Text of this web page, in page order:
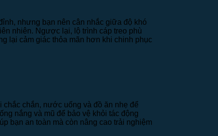
nhưng bạn nên cân nhắc giữa độ khó
nhiên. Ngược lại, lộ trình cáp treo phù
lại cảm giác thỏa mãn hơn khi chinh phục
chắc chắn, nước uống và đồ ăn nhẹ để
nắng và mũ để bảo vệ khỏi tác động
bạn an toàn mà còn nâng cao trải nghiệm